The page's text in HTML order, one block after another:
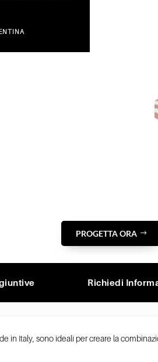
PROGETTA ORA
Richiedi
in Italy, sono ideali per creare la